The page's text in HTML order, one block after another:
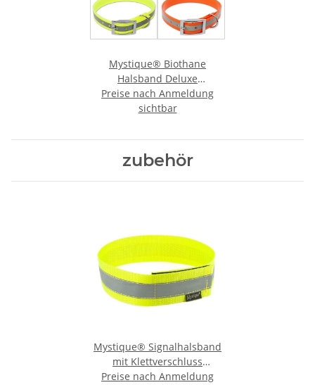
Mystique® Biothane
Halsband Deluxe
Hundehalsband
Preise nach Anmeldung
sichtbar
zubehör
Mystique® Signalhalsband
mit Klettverschluss
Reflexhalsband 55cm neon
Preise nach Anmeldung